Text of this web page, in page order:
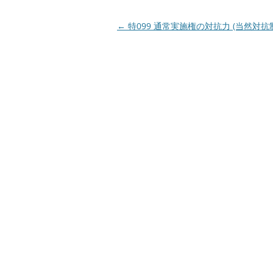
投
← 特099 通常実施権の対抗力 (当然対抗